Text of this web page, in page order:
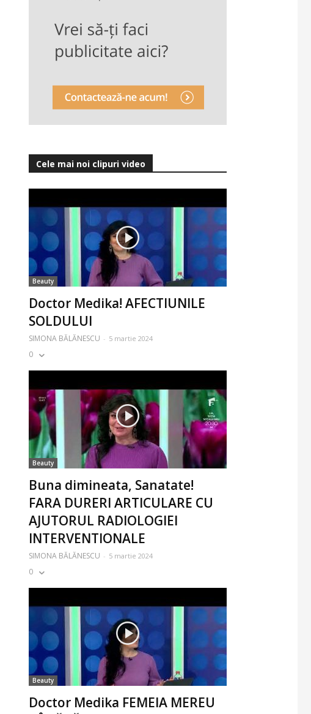
Cele mai noi clipuri video
Beauty
Doctor Medika! AFECTIUNILE
SOLDULUI
SIMONA BĂLĂNESCU - 5 martie 2024
0
Beauty
Buna dimineata, Sanatate!
FARA DURERI ARTICULARE CU
AJUTORUL RADIOLOGIEI
INTERVENTIONALE
SIMONA BĂLĂNESCU - 5 martie 2024
0
Beauty
Doctor Medika FEMEIA MEREU